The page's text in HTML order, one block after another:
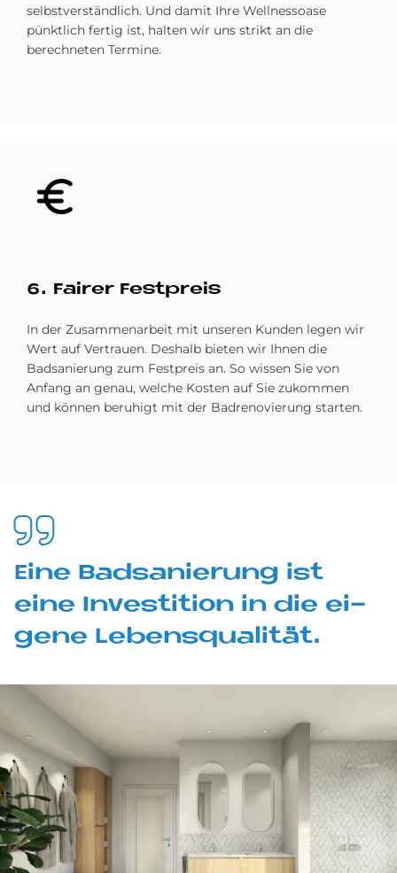
selbstverständlich. Und damit Ihre Wellnessoase
pünktlich fertig ist, halten wir uns strikt an die
berechneten Termine.
6. Fai­rer Fest­preis
In der Zusammenarbeit mit unseren Kunden legen wir
Wert auf Vertrauen. Deshalb bieten wir Ihnen die
Badsanierung zum Festpreis an. So wissen Sie von
Anfang an genau, welche Kosten auf Sie zukommen
und können beruhigt mit der Badrenovierung starten.
Eine Bad­sa­nie­rung ist
eine In­ve­sti­ti­on in die ei­
ge­ne Le­bens­qua­li­tät.